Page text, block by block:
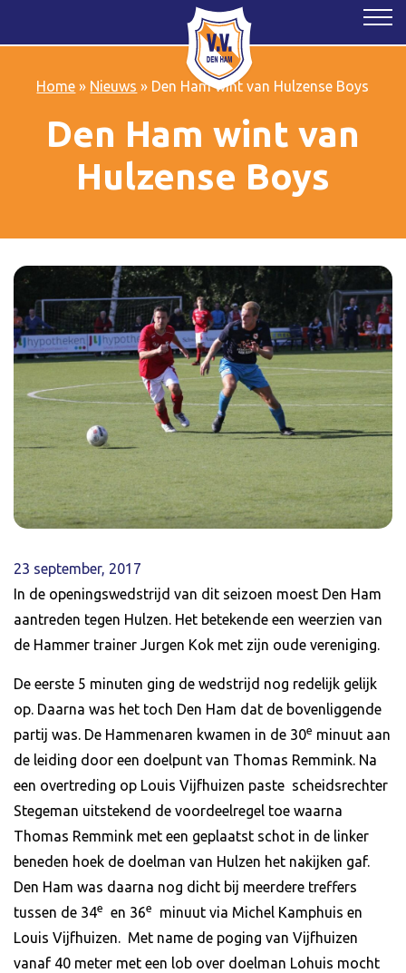
Home » Nieuws » Den Ham wint van Hulzense Boys
Den Ham wint van
Hulzense Boys
23 september, 2017
In de openingswedstrijd van dit seizoen moest Den Ham
aantreden tegen Hulzen. Het betekende een weerzien van
de Hammer trainer Jurgen Kok met zijn oude vereniging.
De eerste 5 minuten ging de wedstrijd nog redelijk gelijk
op. Daarna was het toch Den Ham dat de bovenliggende
partij was. De Hammenaren kwamen in de 30e minuut aan
de leiding door een doelpunt van Thomas Remmink. Na
een overtreding op Louis Vijfhuizen paste scheidsrechter
Stegeman uitstekend de voordeelregel toe waarna
Thomas Remmink met een geplaatst schot in de linker
beneden hoek de doelman van Hulzen het nakijken gaf.
Den Ham was daarna nog dicht bij meerdere treffers
tussen de 34e en 36e
minuut via Michel Kamphuis en
Louis Vijfhuizen. Met name de poging van Vijfhuizen
vanaf 40 meter met een lob over doelman Lohuis mocht